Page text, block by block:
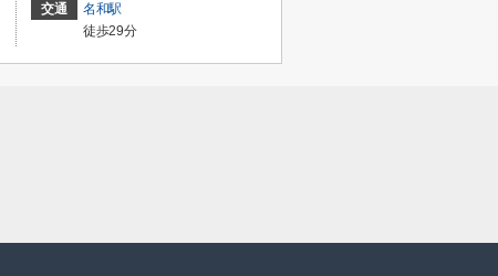
交通
名和駅
徒歩29分